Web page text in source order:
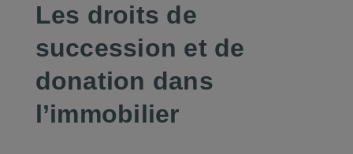
Les droits de
succession et de
donation dans
l’immobilier